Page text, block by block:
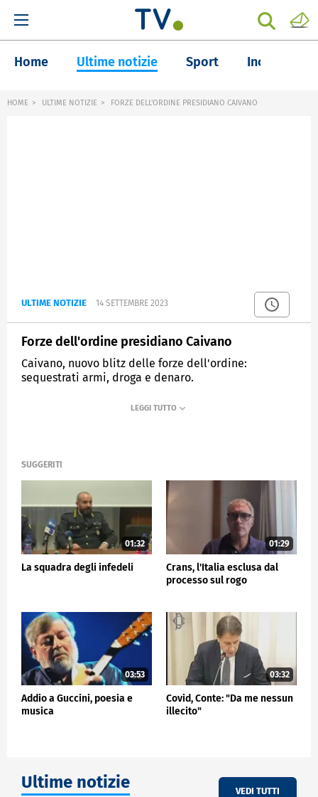
Home Ultime notizie Sport Inchieste
HOME ULTIME NOTIZIE FORZE DELL'ORDINE PRESIDIANO CAIVANO
ULTIME NOTIZIE 14 SETTEMBRE 2023
Forze dell'ordine presidiano Caivano
Caivano, nuovo blitz delle forze dell'ordine:
sequestrati armi, droga e denaro.
SUGGERITI
01:32
La squadra degli infedeli
01:29
Crans, l'Italia esclusa dal
processo sul rogo
03:53
Addio a Guccini, poesia e
musica
03:32
Covid, Conte: "Da me nessun
illecito"
Ultime notizie VEDI TUTTI